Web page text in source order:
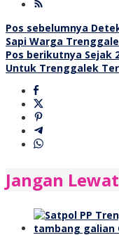
Navigasi
pos
Pos sebelumnya
Sapi Warga
Pos berikutnya Sejak
Untuk Trenggalek
Jangan